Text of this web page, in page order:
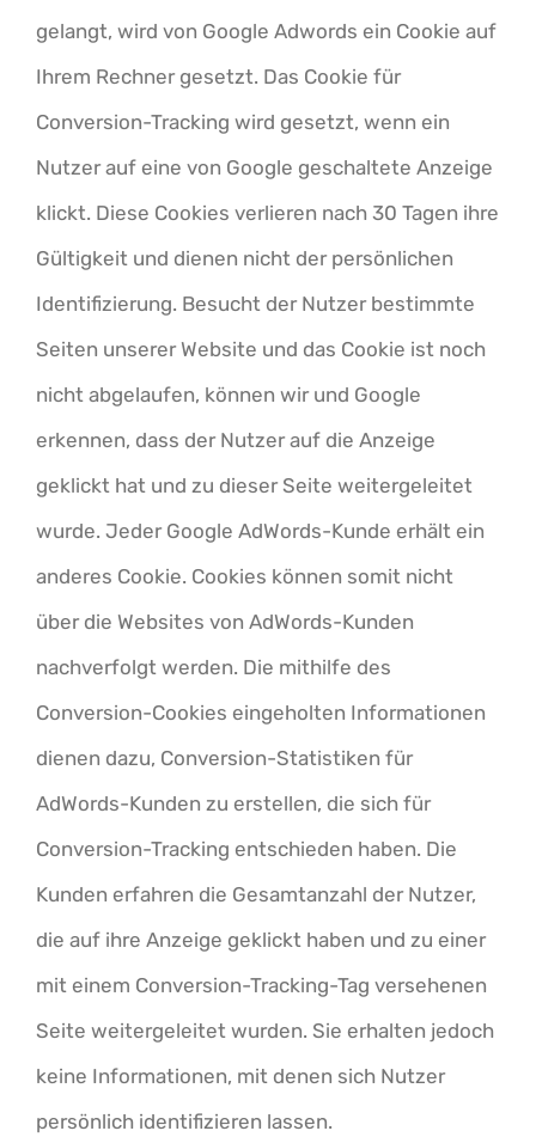
gelangt, wird von Google Adwords ein Cookie auf
Ihrem Rechner gesetzt. Das Cookie für
Conversion-Tracking wird gesetzt, wenn ein
Nutzer auf eine von Google geschaltete Anzeige
klickt. Diese Cookies verlieren nach 30 Tagen ihre
Gültigkeit und dienen nicht der persönlichen
Identifizierung. Besucht der Nutzer bestimmte
Seiten unserer Website und das Cookie ist noch
nicht abgelaufen, können wir und Google
erkennen, dass der Nutzer auf die Anzeige
geklickt hat und zu dieser Seite weitergeleitet
wurde. Jeder Google AdWords-Kunde erhält ein
anderes Cookie. Cookies können somit nicht
über die Websites von AdWords-Kunden
nachverfolgt werden. Die mithilfe des
Conversion-Cookies eingeholten Informationen
dienen dazu, Conversion-Statistiken für
AdWords-Kunden zu erstellen, die sich für
Conversion-Tracking entschieden haben. Die
Kunden erfahren die Gesamtanzahl der Nutzer,
die auf ihre Anzeige geklickt haben und zu einer
mit einem Conversion-Tracking-Tag versehenen
Seite weitergeleitet wurden. Sie erhalten jedoch
keine Informationen, mit denen sich Nutzer
persönlich identifizieren lassen.